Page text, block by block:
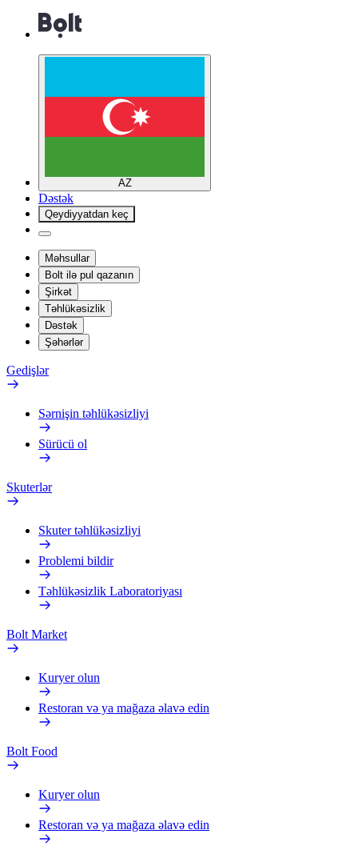
AZ
Dəstək
Qeydiyyatdan keç
Məhsullar
Bolt ilə pul qazanın
Şirkət
Təhlükəsizlik
Dəstək
Şəhərlər
Gedişlər
Sərnişin təhlükəsizliyi
Sürücü ol
Skuterlər
Skuter təhlükəsizliyi
Problemi bildir
Təhlükəsizlik Laboratoriyası
Bolt Market
Kuryer olun
Restoran və ya mağaza əlavə edin
Bolt Food
Kuryer olun
Restoran və ya mağaza əlavə edin